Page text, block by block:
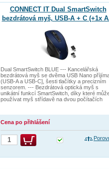
CONNECT IT Dual SmartSwitch
bezdrátová myš, USB-A + C (+1x
Dual SmartSwitch BLUE --- Kancelářská
bezdrátová myš se dvěma USB Nano
(USB-A a USB-C], šesti tlačítky a precizním
senzorem. --- Bezdrátová optická myš s
unikátní funkcí SmartSwitch, díky které
používat myš střídavě na dvou počítačích
Cena po přihlášení